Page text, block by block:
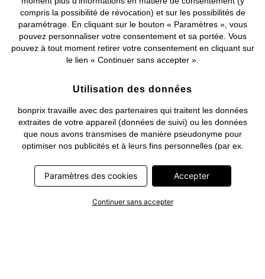
Deutsch Français
compris la possibilité de révocation) et sur les possibilités de
paramétrage. En cliquant sur le bouton « Paramètres », vous
pouvez personnaliser votre consentement et sa portée. Vous
pouvez à tout moment retirer votre consentement en cliquant sur
le lien « Continuer sans accepter ».
Utilisation des données
bonprix travaille avec des partenaires qui traitent les données
extraites de votre appareil (données de suivi) ou les données
que nous avons transmises de manière pseudonyme pour
optimiser nos publicités et à leurs fins personnelles (par ex.
cadre, non seulement la collecte des données de suivi ou la
transmission de vos données pseudonymisées mais également
nécessitent un consentement. Les données de suivi seront alors
Paramètres des cookies Accepter
Continuer sans accepter